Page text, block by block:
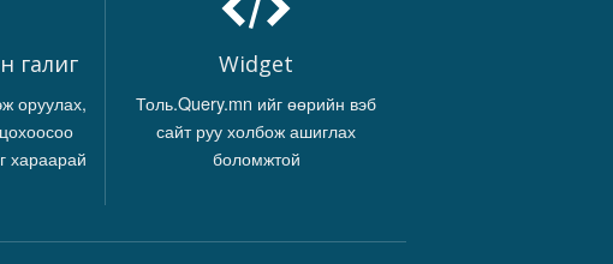
галиг
оруулах,
хараарай
Widget
Толь.Query.mn ийг өөрийн вэб
сайт руу холбож ашиглах
боломжтой